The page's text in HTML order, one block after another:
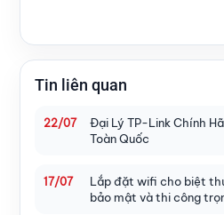
Tin liên quan
22/07
Đại Lý TP-Link Chính
Toàn Quốc
17/07
Lắp đặt wifi cho biệt
bảo mật và thi công